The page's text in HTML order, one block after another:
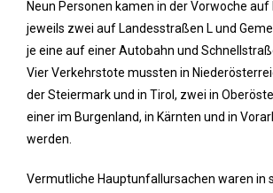
Neun Personen kamen in der Vorwoche
jeweils zwei auf Landesstraßen L und
je eine auf einer Autobahn und
Vier Verkehrstote mussten in
der Steiermark und in Tirol, zwei in
einer im Burgenland, in Kärnten und in
werden.
Vermutliche Hauptunfallursachen waren in